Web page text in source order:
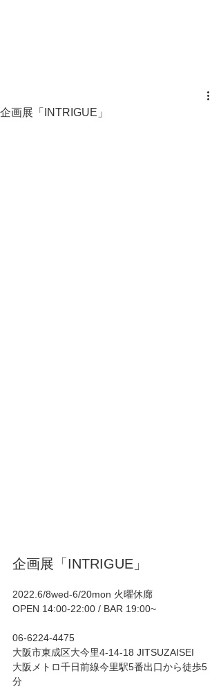
企画展「INTRIGUE」
企画展「INTRIGUE」
2022.6/8wed-6/20mon 火曜休廊
OPEN 14:00-22:00 / BAR 19:00~
06-6224-4475
大阪市東成区大今里4-14-18 JITSUZAISEI
大阪メトロ千日前線今里駅5番出口から徒歩5
分